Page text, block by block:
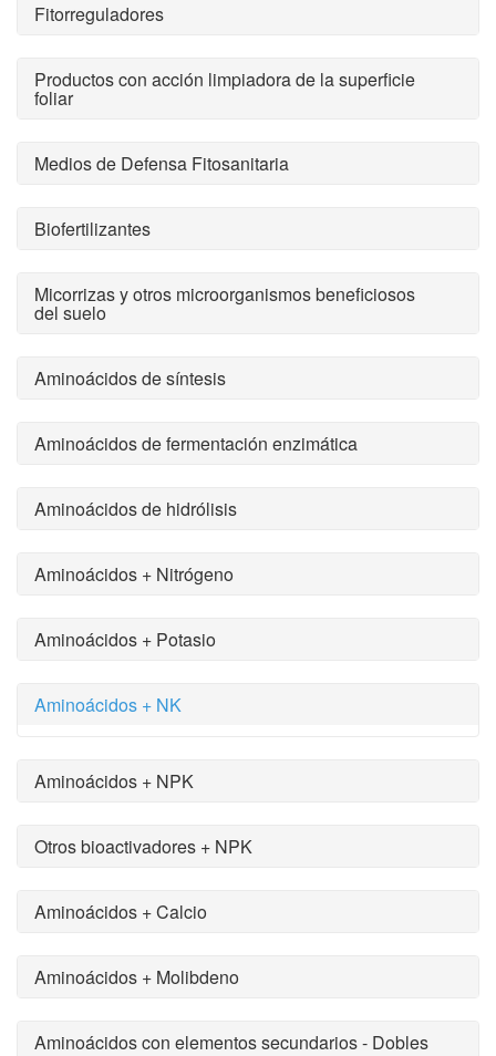
Fitorreguladores
Productos con acción limpiadora de la superficie
foliar
Medios de Defensa Fitosanitaria
Biofertilizantes
Micorrizas y otros microorganismos beneficiosos
del suelo
Aminoácidos de síntesis
Aminoácidos de fermentación enzimática
Aminoácidos de hidrólisis
Aminoácidos + Nitrógeno
Aminoácidos + Potasio
Aminoácidos + NK
Aminoácidos + NPK
Otros bioactivadores + NPK
Aminoácidos + Calcio
Aminoácidos + Molibdeno
Aminoácidos con elementos secundarios - Dobles